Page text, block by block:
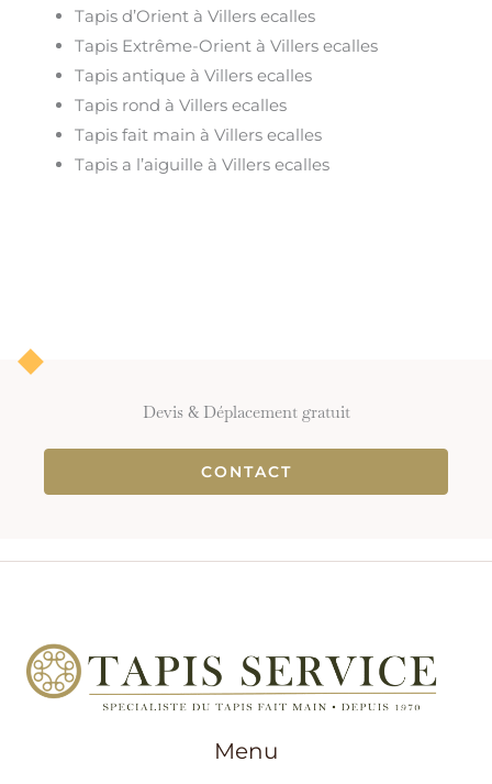
Tapis d’Orient à Villers ecalles
Tapis Extrême-Orient à Villers ecalles
Tapis antique à Villers ecalles
Tapis rond à Villers ecalles
Tapis fait main à Villers ecalles
Tapis a l’aiguille à Villers ecalles
Devis & Déplacement gratuit
CONTACT
Menu